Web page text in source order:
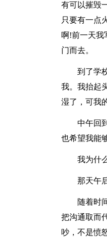
有可以摧毁
只要有一点
啊!前一天我
门而去。
到了学校
我。我抬起
湿了，可我
中午回到
也希望我能
我为什么
那天午后
随着时间
把沟通取而
吵，不是愤